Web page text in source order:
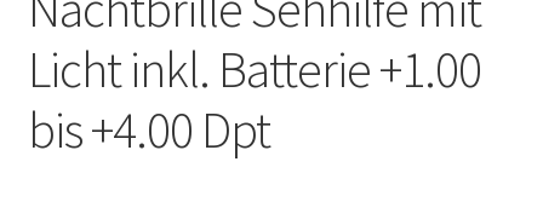
Licht inkl. Batterie +1.00
bis +4.00 Dpt